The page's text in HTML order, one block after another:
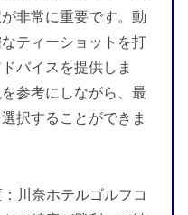
非常に重要です。動
ティーショットを打
バイスを提供しま
参考にしながら、最
択することができま
川奈ホテルゴルフコ